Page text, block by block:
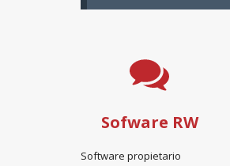
Sofware RW
Software propietario